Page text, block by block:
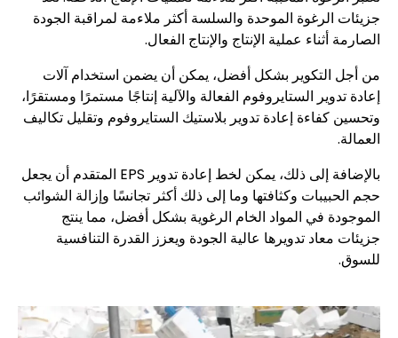
جزيئات الرغوة الموحدة والسلسة أكثر ملاءمة لمراقبة الجودة
الصارمة أثناء عملية الإنتاج والإنتاج الفعال.
من أجل التكوير بشكل أفضل، يمكن أن يضمن استخدام آلات
إعادة تدوير الستايروفوم الفعالة والآلية إنتاجًا مستمرًا ومستقرًا،
وتحسين كفاءة إعادة تدوير بلاستيك الستايروفوم وتقليل تكاليف
العمالة.
بالإضافة إلى ذلك، يمكن لخط إعادة تدوير EPS المتقدم أن يجعل
حجم الحبيبات وكثافتها وما إلى ذلك أكثر تجانسًا وإزالة الشوائب
الموجودة في المواد الخام الرغوية بشكل أفضل، مما ينتج
جزيئات معاد تدويرها عالية الجودة ويعزز القدرة التنافسية
للسوق.